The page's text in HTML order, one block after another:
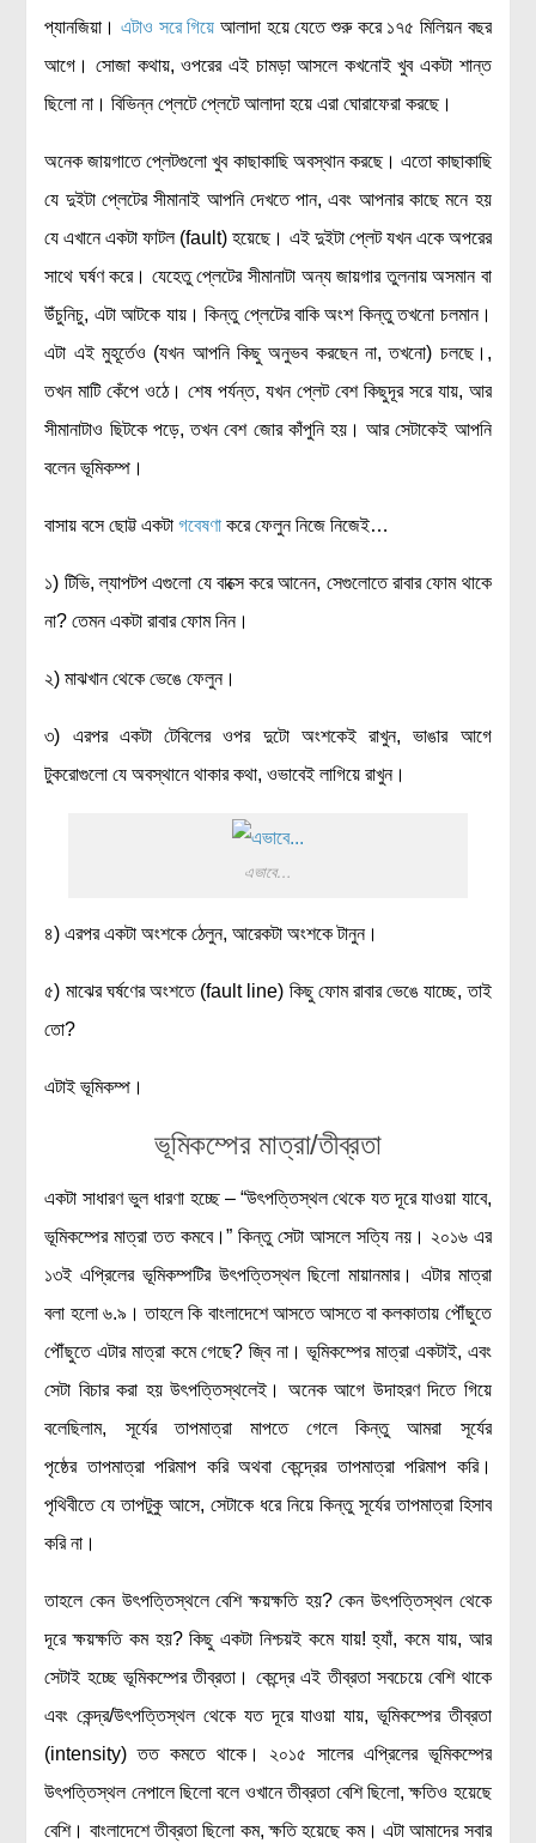
প্যানজিয়া।এটাও সরে গিয়ে আলাদা হয়ে যেতে শুরু করে ১৭৫ মিলিয়ন বছর
আগে। সোজা কথায়, ওপরের এই চামড়া আসলে কখনোই খুব একটা শান্ত
ছিলো না। বিভিন্ন প্লেটে প্লেটে আলাদা হয়ে এরা ঘোরাফেরা করছে।
অনেক জায়গাতে প্লেটগুলো খুব কাছাকাছি অবস্থান করছে। এতো কাছাকাছি
যে দুইটা প্লেটের সীমানাই আপনি দেখতে পান, এবং আপনার কাছে মনে হয়
যে এখানে একটা ফাটল (fault) হয়েছে। এই দুইটা প্লেট যখন একে অপরের
সাথে ঘর্ষণ করে। যেহেতু প্লেটের সীমানাটা অন্য জায়গার তুলনায় অসমান বা
উঁচুনিচু, এটা আটকে যায়। কিন্তু প্লেটের বাকি অংশ কিন্তু তখনো চলমান।
এটা এই মুহূর্তেও (যখন আপনি কিছু অনুভব করছেন না, তখনো) চলছে।,
তখন মাটি কেঁপে ওঠে। শেষ পর্যন্ত, যখন প্লেট বেশ কিছুদূর সরে যায়, আর
সীমানাটাও ছিটকে পড়ে, তখন বেশ জোর কাঁপুনি হয়। আর সেটাকেই আপনি
বলেন ভূমিকম্প।
বাসায় বসে ছোট্ট একটাগবেষণা করে ফেলুন নিজে নিজেই…
১) টিভি, ল্যাপটপ এগুলো যে বাক্সে করে আনেন, সেগুলোতে রাবার ফোম থাকে
না? তেমন একটা রাবার ফোম নিন।
২) মাঝখান থেকে ভেঙে ফেলুন।
৩) এরপর একটা টেবিলের ওপর দুটো অংশকেই রাখুন, ভাঙার আগে
টুকরোগুলো যে অবস্থানে থাকার কথা, ওভাবেই লাগিয়ে রাখুন।
এভাবে…
৪) এরপর একটা অংশকে ঠেলুন, আরেকটা অংশকে টানুন।
৫) মাঝের ঘর্ষণের অংশতে (fault line) কিছু ফোম রাবার ভেঙে যাচ্ছে, তাই
তো?
এটাই ভূমিকম্প।
ভূমিকম্পের মাত্রা/তীব্রতা
একটা সাধারণ ভুল ধারণা হচ্ছে – “উৎপত্তিস্থল থেকে যত দূরে যাওয়া যাবে,
ভূমিকম্পের মাত্রা তত কমবে।” কিন্তু সেটা আসলে সত্যি নয়। ২০১৬ এর
১৩ই এপ্রিলের ভূমিকম্পটির উৎপত্তিস্থল ছিলো মায়ানমার। এটার মাত্রা
বলা হলো ৬.৯। তাহলে কি বাংলাদেশে আসতে আসতে বা কলকাতায় পৌঁছুতে
পৌঁছুতে এটার মাত্রা কমে গেছে? জ্বি না। ভূমিকম্পের মাত্রা একটাই, এবং
সেটা বিচার করা হয় উৎপত্তিস্থলেই। অনেক আগে উদাহরণ দিতে গিয়ে
বলেছিলাম, সূর্যের তাপমাত্রা মাপতে গেলে কিন্তু আমরা সূর্যের
পৃষ্ঠের তাপমাত্রা পরিমাপ করি অথবা কেন্দ্রের তাপমাত্রা পরিমাপ করি।
পৃথিবীতে যে তাপটুকু আসে, সেটাকে ধরে নিয়ে কিন্তু সূর্যের তাপমাত্রা হিসাব
করি না।
তাহলে কেন উৎপত্তিস্থলে বেশি ক্ষয়ক্ষতি হয়? কেন উৎপত্তিস্থল থেকে
দূরে ক্ষয়ক্ষতি কম হয়? কিছু একটা নিশ্চয়ই কমে যায়! হ্যাঁ, কমে যায়, আর
সেটাই হচ্ছে ভূমিকম্পের তীব্রতা। কেন্দ্রে এই তীব্রতা সবচেয়ে বেশি থাকে
এবং কেন্দ্র/উৎপত্তিস্থল থেকে যত দূরে যাওয়া যায়, ভূমিকম্পের তীব্রতা
(intensity) তত কমতে থাকে। ২০১৫ সালের এপ্রিলের ভূমিকম্পের
উৎপত্তিস্থল নেপালে ছিলো বলে ওখানে তীব্রতা বেশি ছিলো, ক্ষতিও হয়েছে
বেশি। বাংলাদেশে তীব্রতা ছিলো কম, ক্ষতি হয়েছে কম। এটা আমাদের সবার